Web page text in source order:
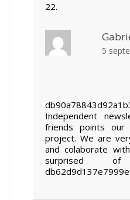
5
Independent
friends points
project. We are
and colaborate
surprised